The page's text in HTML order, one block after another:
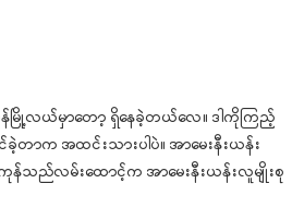
မြို့လယ်မှာတော့ ရှိနေခဲ့တယ်လေ။ ဒါကိုကြည့်
ခဲ့တာက အထင်းသားပါပဲ။ အာမေးနီးယန်း
န်သည်လမ်းထောင့်က အာမေးနီးယန်းလူမျိုးစု